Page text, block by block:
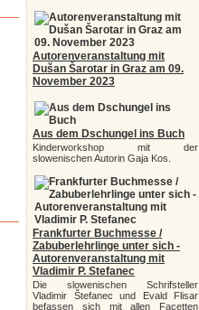
Autorenveranstaltung mit
Dušan Šarotar in Graz am 09.
November 2023
Aus dem Dschungel ins Buch
Kinderworkshop mit der
slowenischen Autorin Gaja Kos.
Frankfurter Buchmesse /
Zabuberlehrlinge unter sich -
Autorenveranstaltung mit
Vladimir P. Stefanec
Die slowenischen Schrifsteller
Vladimir Štefanec und Evald Flisar
befassen sich mit allen Facetten